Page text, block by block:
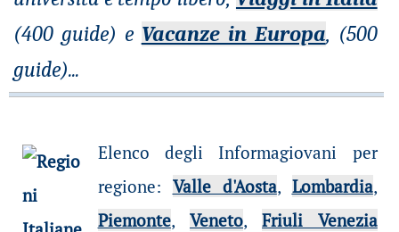
(400 guide) e Vacanze in Europa, (500
guide)...
Elenco degli Informagiovani per
regione: Valle d'Aosta, Lombardia,
Piemonte, Veneto,Friuli Venezia